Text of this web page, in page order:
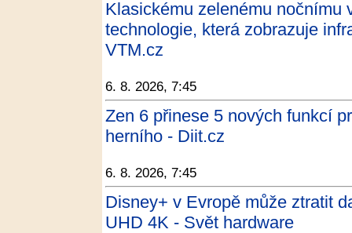
Klasickému zelenému nočnímu
technologie, která zobrazuje
VTM.cz
6. 8. 2026, 7:45
Zen 6 přinese 5 nových funkcí
herního - Diit.cz
6. 8. 2026, 7:45
Disney+ v Evropě může ztratit
UHD 4K - Svět hardware